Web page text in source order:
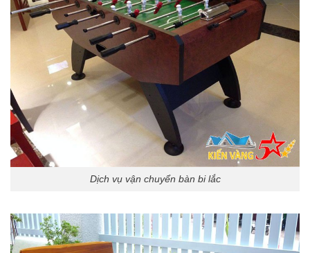
Dịch vụ vận chuyển bàn bi lắc